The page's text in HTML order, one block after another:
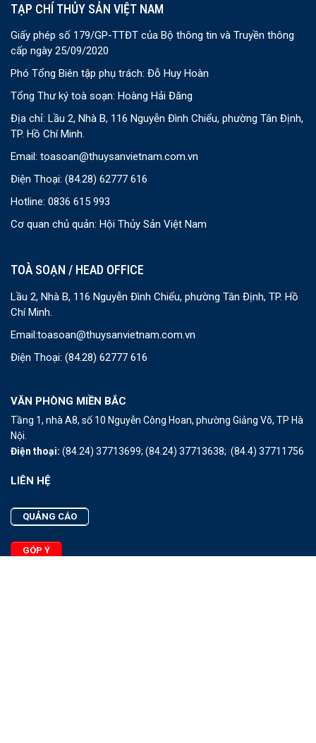
TẠP CHÍ THỦY SẢN VIỆT NAM
Giấy phép số 179/GP-TTĐT của Bộ thông tin và Truyền thông
cấp ngày 25/09/2020
Phó Tổng Biên tập phụ trách: Đỗ Huy Hoàn
Tổng Thư ký toà soạn: Hoàng Hải Đăng
Địa chỉ: Lầu 2, Nhà B, 116 Nguyễn Đình Chiểu, phường Tân Định,
TP. Hồ Chí Minh.
Email: toasoan@thuysanvietnam.com.vn
Điện Thoại: (84.28) 62777 616
Hotline: 0836 615 993
Cơ quan chủ quản: Hội Thủy Sản Việt Nam
TOÀ SOẠN / HEAD OFFICE
Lầu 2, Nhà B, 116 Nguyễn Đình Chiểu, phường Tân Định, TP. Hồ
Chí Minh.
Email:toasoan@thuysanvietnam.com.vn
Điện Thoại: (84.28) 62777 616
VĂN PHÒNG MIỀN BẮC
Tầng 1, nhà A8, số 10 Nguyễn Công Hoan, phường Giảng Võ, TP Hà
Nội.
Điện thoại: (84.24) 37713699; (84.24) 37713638; (84.4) 37711756
LIÊN HỆ
QUẢNG CÁO
GÓP Ý